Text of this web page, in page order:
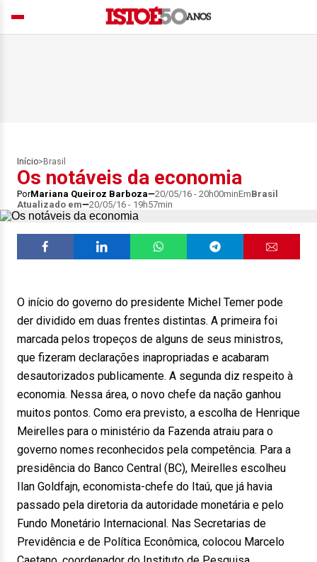
Início> Brasil
Os notáveis da economia
PorMariana Queiroz Barboza 20/05/16 - 20h00minEmBrasil
Atualizado em
20/05/16 - 19h57min
O início do governo do presidente Michel Temer pode
der dividido em duas frentes distintas. A primeira foi
marcada pelos tropeços de alguns de seus ministros,
que fizeram declarações inapropriadas e acabaram
desautorizados publicamente. A segunda diz respeito à
economia. Nessa área, o novo chefe da nação ganhou
muitos pontos. Como era previsto, a escolha de Henrique
Meirelles para o ministério da Fazenda atraiu para o
governo nomes reconhecidos pela competência. Para a
presidência do Banco Central (BC), Meirelles escolheu
Ilan Goldfajn, economista-chefe do Itaú, que já havia
passado pela diretoria da autoridade monetária e pelo
Fundo Monetário Internacional. Nas Secretarias de
Previdência e de Política Econômica, colocou Marcelo